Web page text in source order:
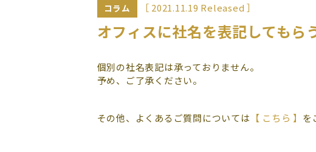
コラム ［ 2021.11.19 Released ］
オフィスに社名を表記してもら
個別の社名表記は承っておりません。
予め、ご了承ください。
その他、よくあるご質問については 【 こちら 】 を